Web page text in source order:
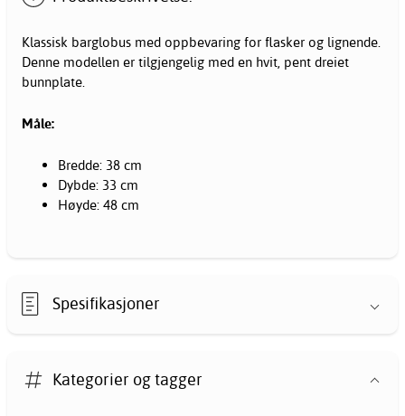
Klassisk barglobus med oppbevaring for flasker og lignende.
Denne modellen er tilgjengelig med en hvit, pent dreiet
bunnplate.
Måle:
Bredde: 38 cm
Dybde: 33 cm
Høyde: 48 cm
Spesifikasjoner
Kategorier og tagger